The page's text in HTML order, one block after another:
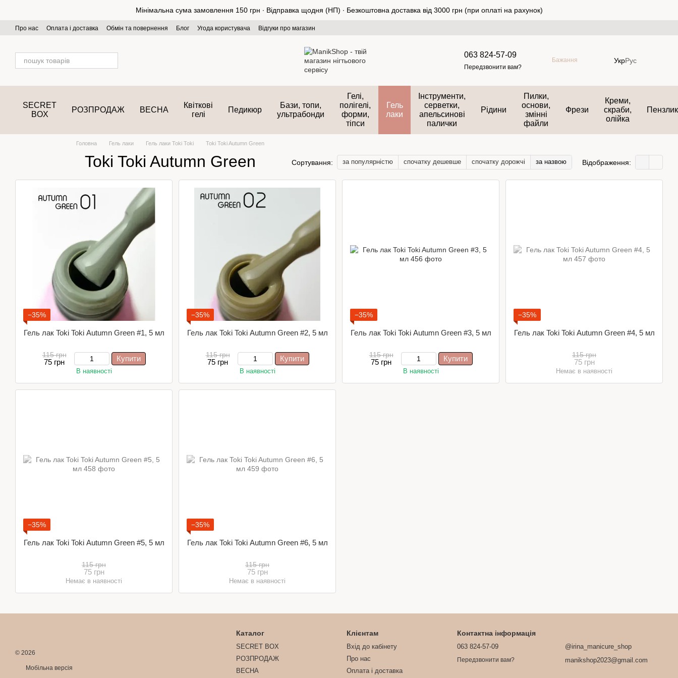
Мінімальна сума замовлення 150 грн ∙ Відправка щодня (НП) ∙ Безкоштовна доставка від 3000 грн (при оплаті на рахунок)
Про нас Оплата і доставка Обмін та повернення Блог Угода користувача Відгуки про магазин
063 824-57-09
Передзвонити вам?
Бажання УкрРус
SECRET
BOX
РОЗПРОДАЖ ВЕСНА
Квіткові
гелі
Педикюр
Бази, топи,
ультрабонди
Гелі,
полігелі,
форми,
тіпси
Гель
лаки
Інструменти,
серветки,
апельсинові
палички
Рідини
Пилки,
основи,
змінні
файли
Фрези
Креми,
скраби,
олійка
Головна Гель лаки Гель лаки Toki Toki Toki Toki Autumn Green
Toki Toki Autumn Green Сортування: за популярністю спочатку дешевше спочатку дорожчі за назвою Відображення:
−35%
Гель лак Toki Toki Autumn Green #1, 5 мл
115 грн
75 грн Купити
В наявності
−35%
Гель лак Toki Toki Autumn Green #2, 5 мл
115 грн
75 грн Купити
В наявності
−35%
Гель лак Toki Toki Autumn Green #3, 5 мл
115 грн
75 грн Купити
В наявності
−35%
Гель лак Toki Toki Autumn Green #4, 5 мл
115 грн
75 грн
Немає в наявності
−35%
Гель лак Toki Toki Autumn Green #5, 5 мл
115 грн
75 грн
Немає в наявності
−35%
Гель лак Toki Toki Autumn Green #6, 5 мл
115 грн
75 грн
Немає в наявності
© 2026
Мобільна версія
Каталог
SECRET BOX
РОЗПРОДАЖ
ВЕСНА
Клієнтам
Вхід до кабінету
Про нас
Оплата і доставка
Контактна інформація
063 824-57-09
Передзвонити вам?
@irina_manicure_shop
manikshop2023@gmail.com